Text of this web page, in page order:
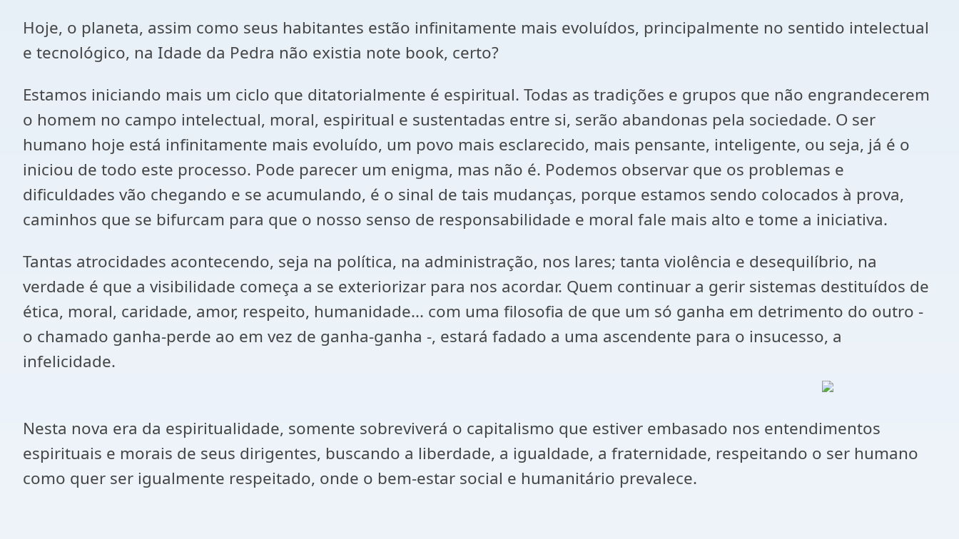
Hoje, o planeta, assim como seus habitantes estão infinitamente mais evoluídos, principalmente no sentido intelectual
e tecnológico, na Idade da Pedra não existia note book, certo?
Estamos iniciando mais um ciclo que ditatorialmente é espiritual. Todas as tradições e grupos que não engrandecerem
o homem no campo intelectual, moral, espiritual e sustentadas entre si, serão abandonas pela sociedade. O ser
humano hoje está infinitamente mais evoluído, um povo mais esclarecido, mais pensante, inteligente, ou seja, já é o
iniciou de todo este processo. Pode parecer um enigma, mas não é. Podemos observar que os problemas e
dificuldades vão chegando e se acumulando, é o sinal de tais mudanças, porque estamos sendo colocados à prova,
caminhos que se bifurcam para que o nosso senso de responsabilidade e moral fale mais alto e tome a iniciativa.
Tantas atrocidades acontecendo, seja na política, na administração, nos lares; tanta violência e desequilíbrio, na
verdade é que a visibilidade começa a se exteriorizar para nos acordar. Quem continuar a gerir sistemas destituídos de
ética, moral, caridade, amor, respeito, humanidade... com uma filosofia de que um só ganha em detrimento do outro -
o chamado ganha-perde ao em vez de ganha-ganha -, estará fadado a uma ascendente para o insucesso, a
infelicidade.
Nesta nova era da espiritualidade, somente sobreviverá o capitalismo que estiver embasado nos entendimentos
espirituais e morais de seus dirigentes, buscando a liberdade, a igualdade, a fraternidade, respeitando o ser humano
como quer ser igualmente respeitado, onde o bem-estar social e humanitário prevalece.